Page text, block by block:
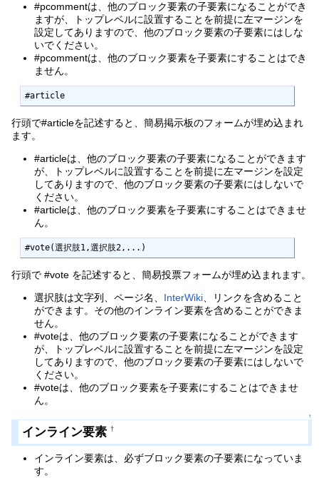
#pcommentは、他のブロック要素の子要素になることができ
ますが、トップレベルに設置することを前提に左マージンを
設定してありますので、他のブロック要素の子要素にはしな
いでください。
#pcommentは、他のブロック要素を子要素にすることはでき
ません。
#article
行頭で#articleを記述すると、簡易掲示板のフォームが埋め込まれ
ます。
#articleは、他のブロック要素の子要素になることができます
が、トップレベルに設置することを前提に左マージンを設定
してありますので、他のブロック要素の子要素にはしないで
ください。
#articleは、他のブロック要素を子要素にすることはできませ
ん。
#vote(選択肢1,選択肢2,...)
行頭で #vote を記述すると、簡易投票フォームが埋め込まれます。
選択肢は文字列、ページ名、 InterWiki、リンクを含めること
ができます。その他のインライン要素を含めることができま
せん。
#voteは、他のブロック要素の子要素になることができます
が、トップレベルに設置することを前提に左マージンを設定
してありますので、他のブロック要素の子要素にはしないで
ください。
#voteは、他のブロック要素を子要素にすることはできませ
ん。
↑
インライン要素 †
インライン要素は、必ずブロック要素の子要素になっていま
す。